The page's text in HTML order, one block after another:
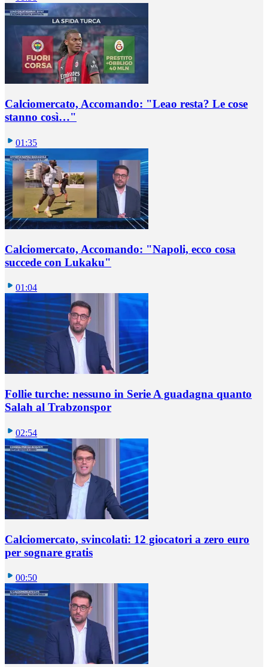
Calciomercato, Accomando: "Leao resta? Le cose
stanno così…"
01:35
Calciomercato, Accomando: "Napoli, ecco cosa
succede con Lukaku"
01:04
Follie turche: nessuno in Serie A guadagna quanto
Salah al Trabzonspor
02:54
Calciomercato, svincolati: 12 giocatori a zero euro
per sognare gratis
00:50